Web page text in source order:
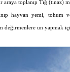
araya toplanıp Tığ (tınaz)
hayvan yemi, tohum
değirmenlere un yapmak